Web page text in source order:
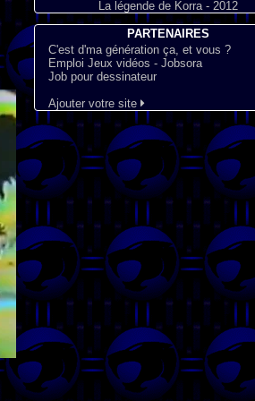
La légende de Korra - 2012
PARTENAIRES
C'est d'ma génération ça, et vous ?
Emploi Jeux vidéos - Jobsora
Job pour dessinateur
Ajouter votre site